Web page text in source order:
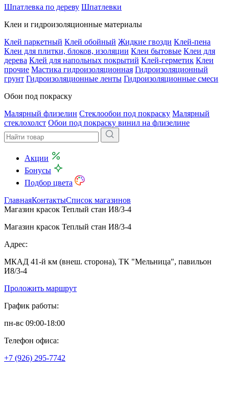
Шпатлевка по дереву Шпатлевки
Клеи и гидроизоляционные материалы
Клей паркетный Клей обойный Жидкие гвозди Клей-пена
Клеи для плитки, блоков, изоляции Клеи бытовые Клеи для
дерева Клей для напольных покрытий Клей-герметик Клеи
прочие Мастика гидроизоляционная Гидроизоляционный
грунт Гидроизоляционные ленты Гидроизоляционные смеси
Обои под покраску
Малярный флизелин Стеклообои под покраску Малярный
стеклохолст Обои под покраску винил на флизелине
Акции
Бонусы
Подбор цвета
ГлавнаяКонтактыСписок магазинов
Магазин красок Теплый стан И8/3-4
Магазин красок Теплый стан И8/3-4
Адрес:
МКАД 41-й км (внеш. сторона), ТК "Мельница", павильон
И8/3-4
Проложить маршрут
График работы:
пн-вс 09:00-18:00
Телефон офиса:
+7 (926) 295-7742